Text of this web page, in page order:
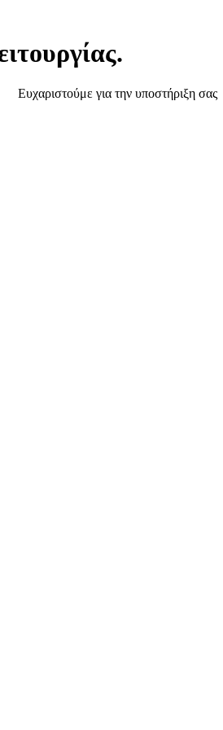
Ευχαριστούμε για την υποστήριξη σας